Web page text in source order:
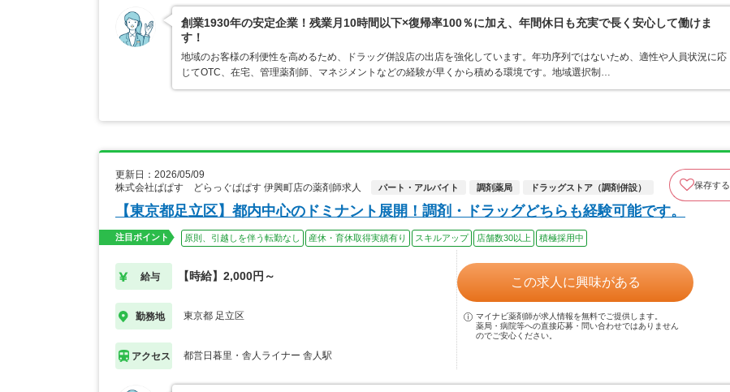
創業1930年の安定企業！残業月10時間以下×復帰率100％に加え、年間休日も充実で長く安心して働けま
す！
地域のお客様の利便性を高めるため、ドラッグ併設店の出店を強化しています。年功序列ではないため、適性や人員状況に応
じてOTC、在宅、管理薬剤師、マネジメントなどの経験が早くから積める環境です。地域選択制…
更新日：2026/05/09
株式会社ぱぱす どらっぐぱぱす 伊興町店の薬剤師求人
パート・アルバイト 調剤薬局 ドラッグストア（調剤併設） 保存する
【東京都足立区】都内中心のドミナント展開！調剤・ドラッグどちらも経験可能です。
注目ポイント 原則、引越しを伴う転勤なし 産休・育休取得実績有り スキルアップ 店舗数30以上 積極採用中
給与 【時給】2,000円～
勤務地 東京都 足立区
アクセス 都営日暮里・舎人ライナー 舎人駅
この求人に興味がある
マイナビ薬剤師が求人情報を無料でご提供します。
薬局・病院等への直接応募・問い合わせではありません
のでご安心ください。